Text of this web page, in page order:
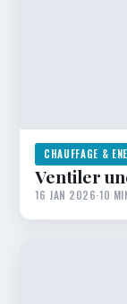
CHAUFFAGE &
Ventiler
16 JAN 2026·10